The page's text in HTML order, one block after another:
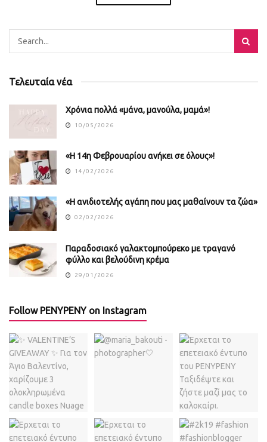
Τελευταία νέα
Χρόνια πολλά «μάνα, μανούλα, μαμά»!
10/05/2026
«Η 14η Φεβρουαρίου ανήκει σε όλους»!
14/02/2026
«Η ανιδιοτελής αγάπη που μας μαθαίνουν τα ζώα»
02/02/2026
Παραδοσιακό γαλακτομπούρεκο με τραγανό
φύλλο και βελούδινη κρέμα
29/01/2026
Follow PENYPENY on Instagram